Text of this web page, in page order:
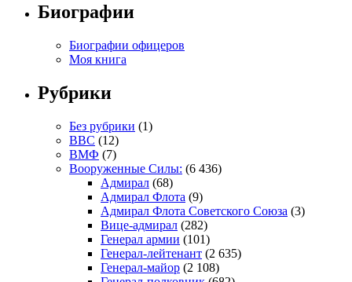
Биографии
Биографии офицеров
Моя книга
Рубрики
Без рубрики (1)
ВВС (12)
ВМФ (7)
Вооруженные Силы: (6 436)
Адмирал (68)
Адмирал Флота (9)
Адмирал Флота Советского Союза (3)
Вице-адмирал (282)
Генерал армии (101)
Генерал-лейтенант (2 635)
Генерал-майор (2 108)